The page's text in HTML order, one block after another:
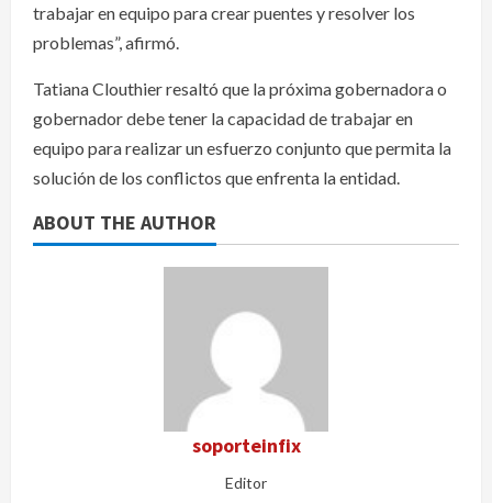
trabajar en equipo para crear puentes y resolver los
problemas”, afirmó.
Tatiana Clouthier resaltó que la próxima gobernadora o
gobernador debe tener la capacidad de trabajar en
equipo para realizar un esfuerzo conjunto que permita la
solución de los conflictos que enfrenta la entidad.
ABOUT THE AUTHOR
soporteinfix
Editor